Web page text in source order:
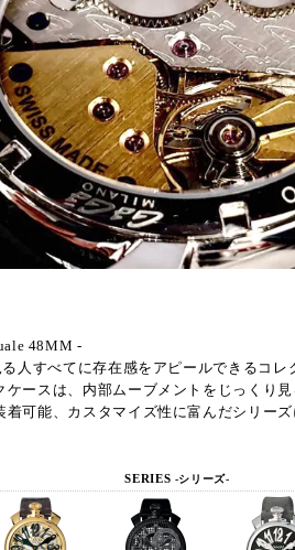
48MM -
人すべてに存在感をアピールできるコレ
ースは、内部ムーブメントをじっくり
可能、カスタマイズ性に富んだシリーズ
SERIES -シリーズ-